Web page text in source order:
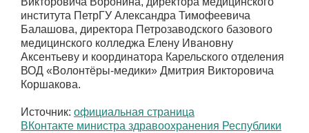
института ПетрГУ Александра Тимофеевича
Балашова, директора Петрозаводского базового
медицинского колледжа Елену Ивановну
Аксентьеву и координатора Карельского отделения
ВОД «Волонтёры-медики» Дмитрия Викторовича
Коршакова.
Источник: официальная страница
ВКонтакте министра здравоохранения Республики